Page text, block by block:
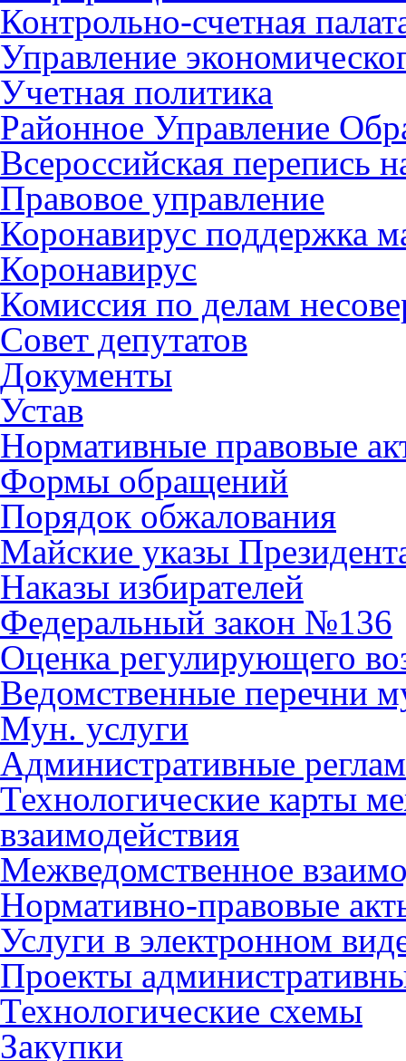
Контрольно-счетная
Управление
Учетная политика
Районное Управление
Всероссийская перепись
Правовое управление
Коронавирус поддержка
Коронавирус
Комиссия по делам
Совет депутатов
Документы
Устав
Нормативные правовые
Формы обращений
Порядок обжалования
Майские указы
Наказы избирателей
Федеральный закон №136
Оценка регулирующего
Ведомственные перечни
Мун. услуги
Административные
Технологические карты
взаимодействия
Межведомственное
Нормативно-правовые
Услуги в электронном
Проекты
Технологические схемы
Закупки